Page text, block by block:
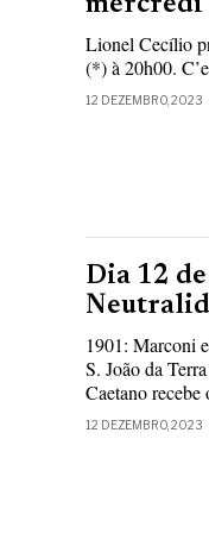
mercredi
Lionel Cecílio
(*) à 20h00.
12 DEZEMBRO, 2023
Dia 12
1901: Marconi
S. João da
Caetano recebe
12 DEZEMBRO, 2023